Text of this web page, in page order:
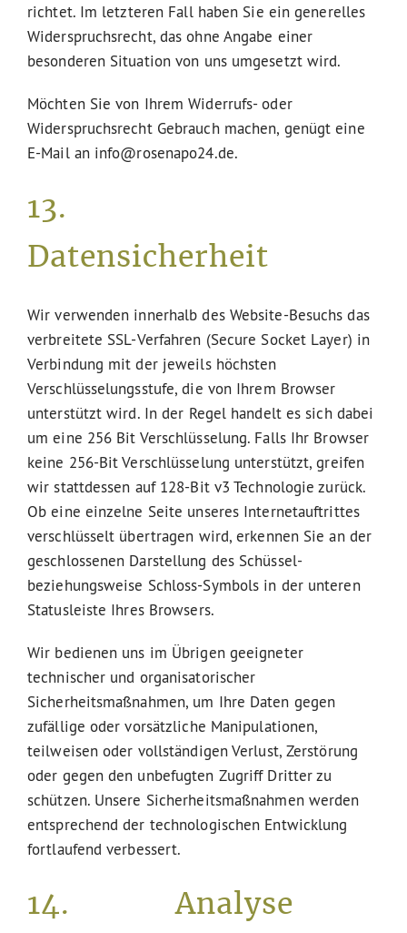
richtet. Im letzteren Fall haben Sie ein generelles
Widerspruchsrecht, das ohne Angabe einer
besonderen Situation von uns umgesetzt wird.
Möchten Sie von Ihrem Widerrufs- oder
Widerspruchsrecht Gebrauch machen, genügt eine
E-Mail an info@rosenapo24.de.
13.
Datensicherheit
Wir verwenden innerhalb des Website-Besuchs das
verbreitete SSL-Verfahren (Secure Socket Layer) in
Verbindung mit der jeweils höchsten
Verschlüsselungsstufe, die von Ihrem Browser
unterstützt wird. In der Regel handelt es sich dabei
um eine 256 Bit Verschlüsselung. Falls Ihr Browser
keine 256-Bit Verschlüsselung unterstützt, greifen
wir stattdessen auf 128-Bit v3 Technologie zurück.
Ob eine einzelne Seite unseres Internetauftrittes
verschlüsselt übertragen wird, erkennen Sie an der
geschlossenen Darstellung des Schüssel-
beziehungsweise Schloss-Symbols in der unteren
Statusleiste Ihres Browsers.
Wir bedienen uns im Übrigen geeigneter
technischer und organisatorischer
Sicherheitsmaßnahmen, um Ihre Daten gegen
zufällige oder vorsätzliche Manipulationen,
teilweisen oder vollständigen Verlust, Zerstörung
oder gegen den unbefugten Zugriff Dritter zu
schützen. Unsere Sicherheitsmaßnahmen werden
entsprechend der technologischen Entwicklung
fortlaufend verbessert.
14. Analyse